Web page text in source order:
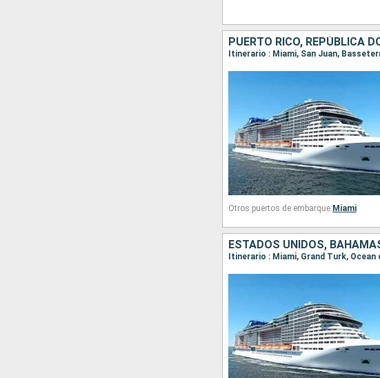
PUERTO RICO, REPÚBLICA
Otros puertos de embarque: Miami
ESTADOS UNIDOS,